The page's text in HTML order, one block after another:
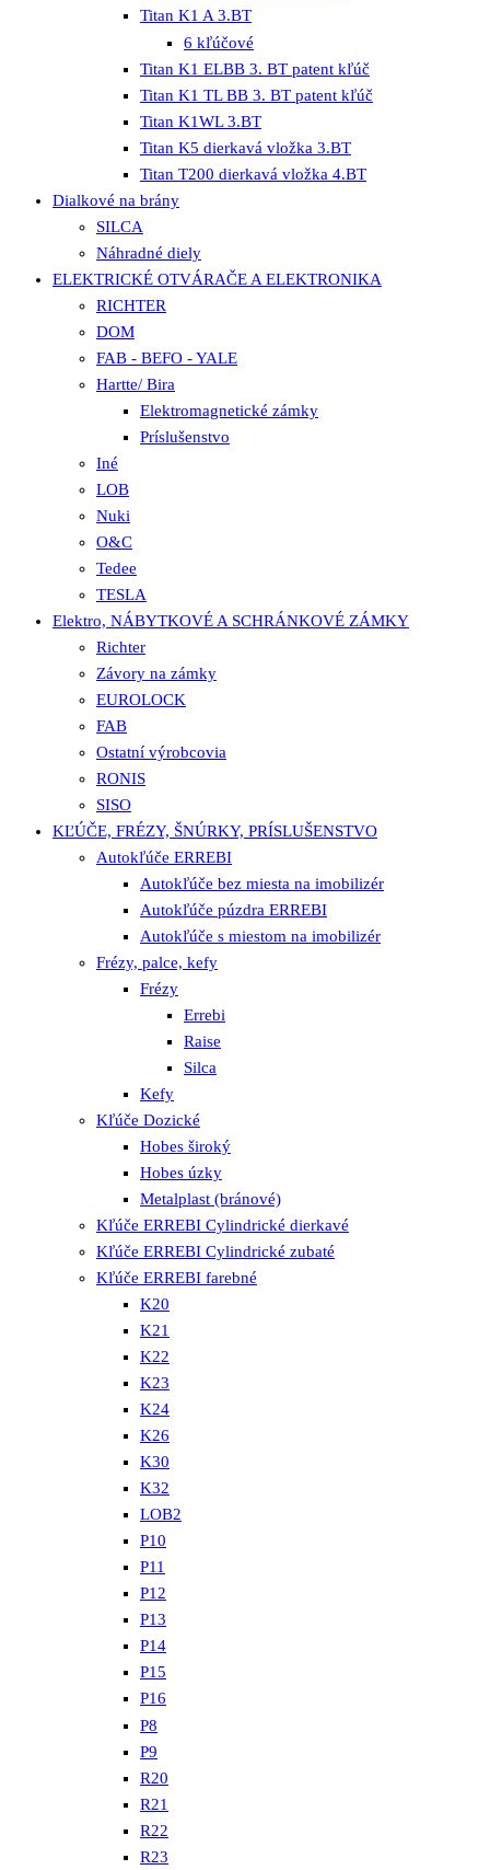
Titan K1 A 3.BT
6 kľúčové
Titan K1 ELBB 3. BT patent kľúč
Titan K1 TL BB 3. BT patent kľúč
Titan K1WL 3.BT
Titan K5 dierkavá vložka 3.BT
Titan T200 dierkavá vložka 4.BT
Dialkové na brány
SILCA
Náhradné diely
ELEKTRICKÉ OTVÁRAČE A ELEKTRONIKA
RICHTER
DOM
FAB - BEFO - YALE
Hartte/ Bira
Elektromagnetické zámky
Príslušenstvo
Iné
LOB
Nuki
O&C
Tedee
TESLA
Elektro, NÁBYTKOVÉ A SCHRÁNKOVÉ ZÁMKY
Richter
Závory na zámky
EUROLOCK
FAB
Ostatní výrobcovia
RONIS
SISO
KĽÚČE, FRÉZY, ŠNÚRKY, PRÍSLUŠENSTVO
Autokľúče ERREBI
Autokľúče bez miesta na imobilizér
Autokľúče púzdra ERREBI
Autokľúče s miestom na imobilizér
Frézy, palce, kefy
Frézy
Errebi
Raise
Silca
Kefy
Kľúče Dozické
Hobes široký
Hobes úzky
Metalplast (bránové)
Kľúče ERREBI Cylindrické dierkavé
Kľúče ERREBI Cylindrické zubaté
Kľúče ERREBI farebné
K20
K21
K22
K23
K24
K26
K30
K32
LOB2
P10
P11
P12
P13
P14
P15
P16
P8
P9
R20
R21
R22
R23